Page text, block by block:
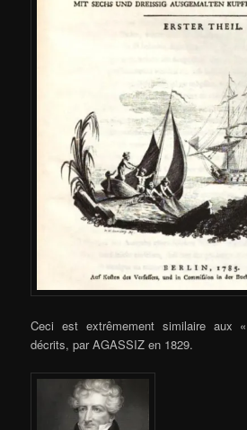
Ceci est extrêmement similaire aux «
décrits, par AGASSIZ en 1829.